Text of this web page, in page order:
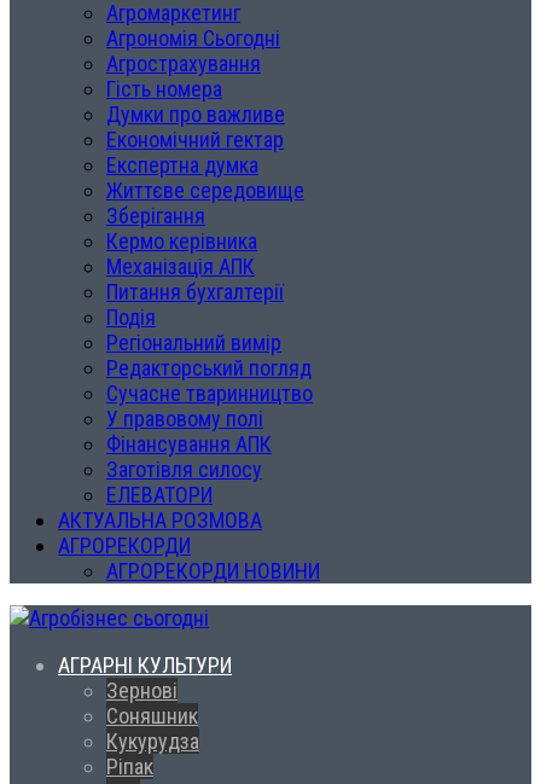
Агромаркетинг
Агрономія Сьогодні
Агрострахування
Гість номера
Думки про важливе
Економічний гектар
Експертна думка
Життєве середовище
Зберігання
Кермо керівника
Механізація АПК
Питання бухгалтерії
Подія
Регіональний вимір
Редакторський погляд
Сучасне тваринництво
У правовому полі
Фінансування АПК
Заготівля силосу
ЕЛЕВАТОРИ
АКТУАЛЬНА РОЗМОВА
АГРОРЕКОРДИ
АГРОРЕКОРДИ НОВИНИ
АГРАРНІ КУЛЬТУРИ
Зернові
Соняшник
Кукурудза
Ріпак